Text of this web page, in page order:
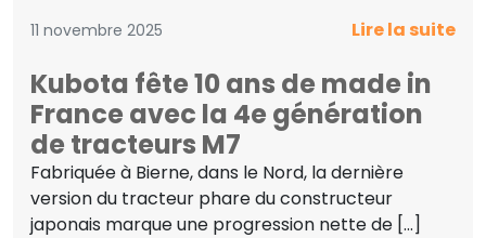
11 novembre 2025 Lire la suite
Kubota fête 10 ans de made in
France avec la 4e génération
de tracteurs M7
Fabriquée à Bierne, dans le Nord, la dernière
version du tracteur phare du constructeur
japonais marque une progression nette de […]